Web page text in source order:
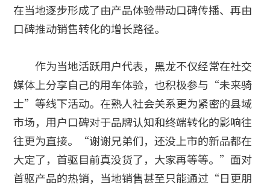
在当地逐步形成了由产品体验带动口碑传播、再由
口碑推动销售转化的增长路径。
作为当地活跃用户代表，黑龙不仅经常在社交
媒体上分享自己的用车体验，也积极参与“未来骑
士”等线下活动。在熟人社会关系更为紧密的县域
市场，用户口碑对于品牌认知和终端转化的影响往
往更为直接。“谢谢兄弟们，还没上市的新品都在
大定了，首驱目前真没货了，大家再等等。”面对
首驱产品的热销，当地销售甚至只能通过“日更朋